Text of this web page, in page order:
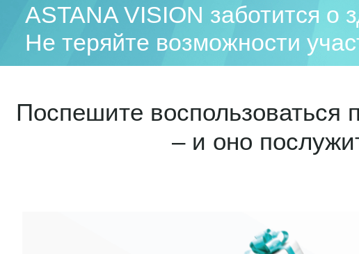
ASTANA VISION заботится о
Не теряйте возможности
самых выгодных условиях.
Поспешите воспользоваться
– и оно